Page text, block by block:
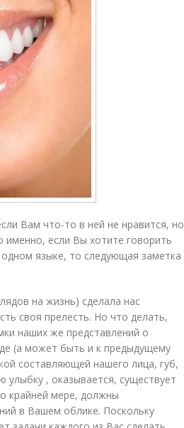
Вам что-то в ней не нравится, но
если Вы хотите говорить
языке, то следующая заметка
на жизнь) сделала нас
своя прелесть. Но что делать,
наших же представлений о
(а может быть и к предыдущему
составляющей нашего лица, губ,
улыбку , оказывается, существует
крайней мере, должны
в Вашем облике. Поскольку